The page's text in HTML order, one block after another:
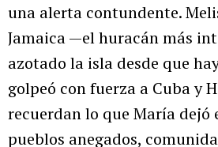
una alerta contundente.
Jamaica —el huracán más
azotado la isla desde que
golpeó con fuerza a Cuba y
recuerdan lo que María dejó
pueblos anegados,